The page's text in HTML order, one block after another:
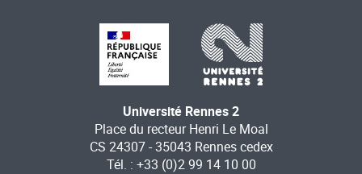
Université Rennes 2
Place du recteur Henri Le Moal
CS 24307 - 35043 Rennes cedex
Tél. : +33 (0)2 99 14 10 00